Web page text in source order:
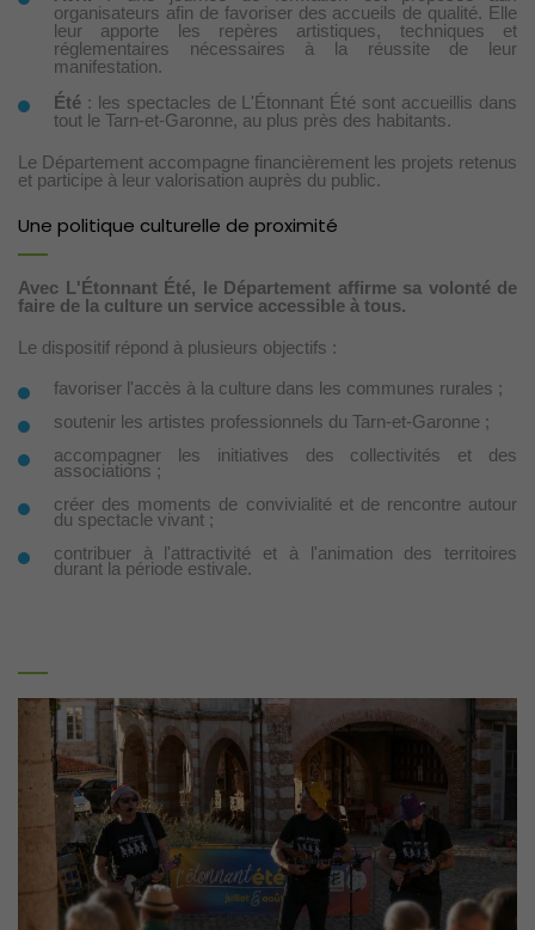
organisateurs afin de favoriser des accueils de qualité. Elle
leur apporte les repères artistiques, techniques et
réglementaires nécessaires à la réussite de leur
manifestation.
Été : les spectacles de L'Étonnant Été sont accueillis dans
tout le Tarn-et-Garonne, au plus près des habitants.
Le Département accompagne financièrement les projets retenus
et participe à leur valorisation auprès du public.
Une politique culturelle de proximité
Avec L'Étonnant Été, le Département affirme sa volonté de
faire de la culture un service accessible à tous.
Le dispositif répond à plusieurs objectifs :
favoriser l'accès à la culture dans les communes rurales ;
soutenir les artistes professionnels du Tarn-et-Garonne ;
accompagner les initiatives des collectivités et des
associations ;
créer des moments de convivialité et de rencontre autour
du spectacle vivant ;
contribuer à l'attractivité et à l'animation des territoires
durant la période estivale.